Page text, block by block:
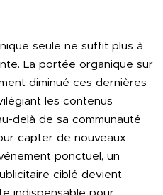
seule ne suffit plus à
La portée organique sur
diminué ces dernières
les contenus
delà de sa communauté
capter de nouveaux
ponctuel, un
ciblé devient